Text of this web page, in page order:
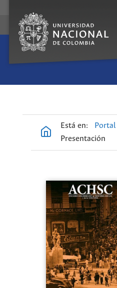
Está en:
Presentación